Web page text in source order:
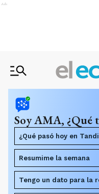
Ads
Soy AMA, ¿Qué
¿Qué pasó hoy en
Resumime la semana
Tengo un dato para la